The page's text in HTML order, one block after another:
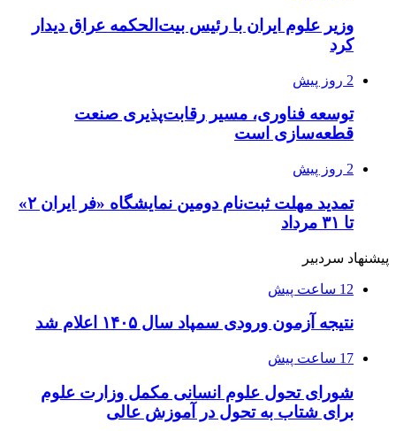
وزیر علوم ایران با رئیس بیت‌الحکمه عراق دیدار
کرد
2 روز پیش
توسعه فناوری، مسیر رقابت‌پذیری صنعت
قطعه‌سازی است
2 روز پیش
تمدید مهلت ثبت‌نام دومین نمایشگاه «فر ایران ۲»
تا ۳۱ مرداد
پیشنهاد سردبیر
12 ساعت پیش
نتیجه آزمون ورودی سمپاد سال ۱۴۰۵ اعلام شد
17 ساعت پیش
شورای تحول علوم انسانی مکمل وزارت علوم
برای شتاب به تحول در آموزش عالی